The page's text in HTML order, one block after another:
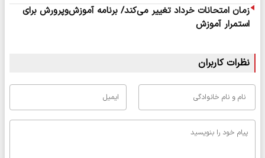
زمان امتحانات خرداد تغییر می‌کند/ برنامه آموزش‌وپرورش برای
استمرار آموزش
نظرات کاربران